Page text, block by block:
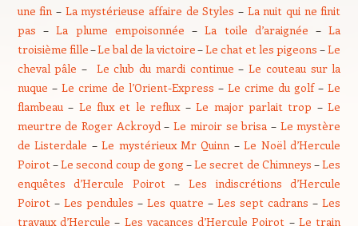
une fin – La mystérieuse affaire de Styles – La nuit qui ne finit
pas –La plume empoisonnée –La toile d’araignée –La
troisième fille–Le bal de la victoire–Le chat et les pigeons –Le
cheval pâle – Le club du mardi continue –Le couteau sur la
nuque – Le crime de l’Orient-Express –Le crime du golf–Le
flambeau – Le flux et le reflux–Le major parlait trop –Le
meurtre de Roger Ackroyd –Le miroir se brisa – Le mystère
de Listerdale –Le mystérieux Mr Quinn –Le Noël d’Hercule
Poirot –Le second coup de gong –Le secret de Chimneys –Les
enquêtes d’Hercule Poirot – Les indiscrétions d’Hercule
Poirot – Les pendules – Les quatre–Les sept cadrans –Les
travaux d’Hercule – Les vacances d’Hercule Poirot – Le train